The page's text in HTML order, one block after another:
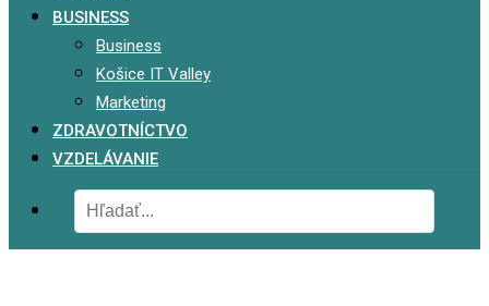
BUSINESS
Business
Košice IT Valley
Marketing
ZDRAVOTNÍCTVO
VZDELÁVANIE